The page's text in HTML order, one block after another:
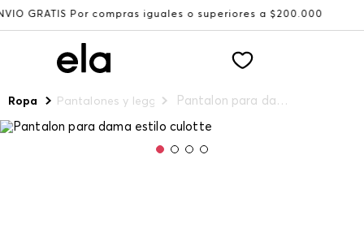
Por compras iguales o superiores a $200.000 Recibe:
Ropa Pantalones y leggings Pantalon para dama estilo culotte